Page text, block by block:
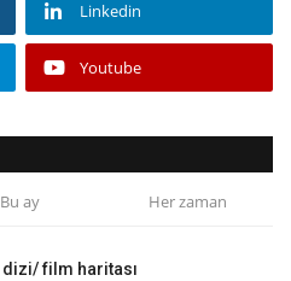
Linkedin
Youtube
Bu ay Her zaman
film haritası